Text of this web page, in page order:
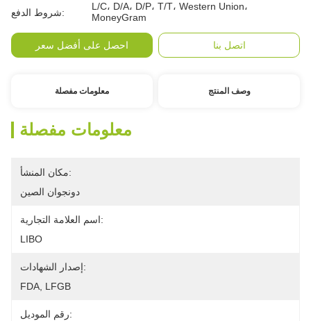
شروط الدفع:
L/C، D/A، D/P، T/T، Western Union،
MoneyGram
احصل على أفضل سعر اتصل بنا
معلومات مفصلة وصف المنتج
معلومات مفصلة
مكان المنشأ:
دونجوان الصين
اسم العلامة التجارية:
LIBO
إصدار الشهادات:
FDA, LFGB
رقم الموديل: